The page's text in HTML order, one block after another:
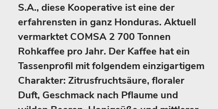
S.A., diese Kooperative ist eine der
erfahrensten in ganz Honduras. Aktuell
vermarktet COMSA 2 700 Tonnen
Rohkaffee pro Jahr. Der Kaffee hat ein
Tassenprofil mit folgendem einzigartigem
Charakter: Zitrusfruchtsäure, floraler
Duft, Geschmack nach Pflaume und